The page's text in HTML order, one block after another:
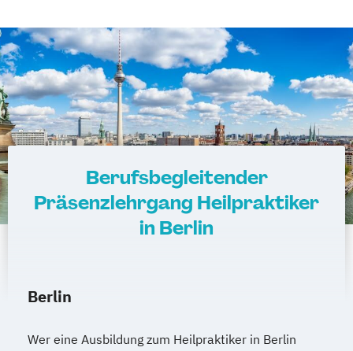
Berufsbegleitender
Präsenzlehrgang Heilpraktiker
in Berlin
Berlin
Wer eine Ausbildung zum Heilpraktiker in Berlin